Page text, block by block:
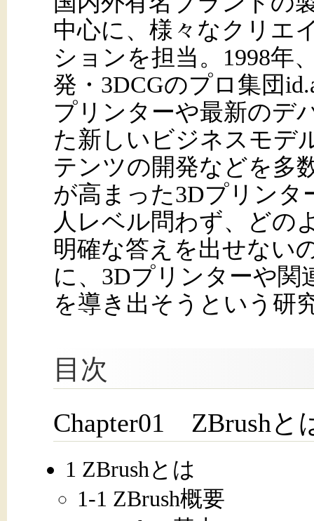
中心に、様々なクリエ
ションを担当。1998年
発・3DCGのプロ集団
プリンターや最新のデ
た新しいビジネスモデ
テンツの開発などを多
が高まった3Dプリンタ
人レベル問わず、どの
明確な答えを出せない
に、3Dプリンターや関
を導き出そうという研
目次
Chapter01 ZBrushと
1 ZBrushとは
1-1 ZBrush概要